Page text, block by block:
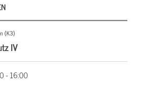
(K3)
IV
- 16:00